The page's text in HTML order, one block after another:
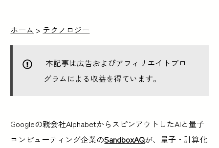
ホーム > テクノロジー
本記事は広告およびアフィリエイトプロ
グラムによる収益を得ています。
Googleの親会社AlphabetからスピンアウトしたAIと量子
コンピューティング企業のSandboxAQが、量子・計算化